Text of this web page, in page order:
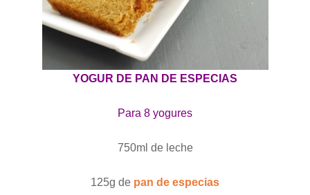
YOGUR DE PAN DE ESPECIAS
Para 8 yogures
750ml de leche
125g de pan de especias